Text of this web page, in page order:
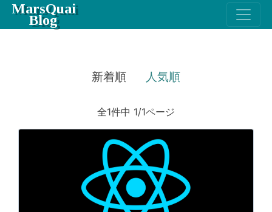
MarsQuai
Blog
新着順 人気順
全1件中 1/1ページ